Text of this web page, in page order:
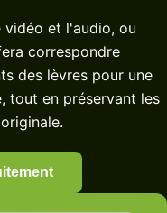
vidéo et l'audio, ou
correspondre
des lèvres pour une
tout en préservant les